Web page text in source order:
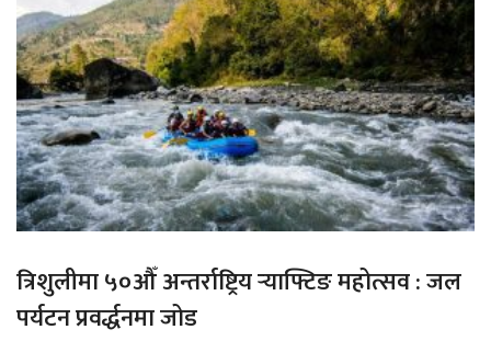
त्रिशुलीमा ५०औँ अन्तर्राष्ट्रिय र्‍याफ्टिङ महोत्सव : जल
पर्यटन प्रवर्द्धनमा जोड